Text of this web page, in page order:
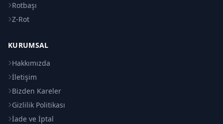
Rotbaşı
Z-Rot
KURUMSAL
Hakkımızda
İletişim
Bizden Kareler
Gizlilik Politikası
İade ve İptal